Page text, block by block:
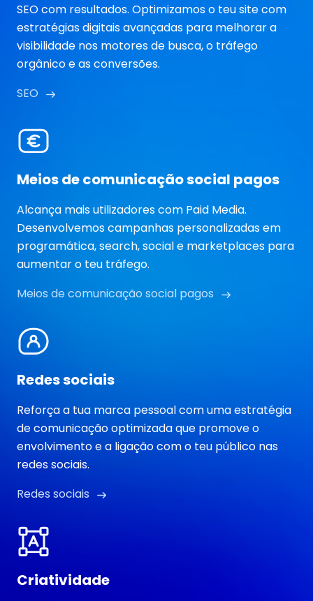
SEO com resultados. Optimizamos o teu site com
estratégias digitais avançadas para melhorar a
visibilidade nos motores de busca, o tráfego
orgânico e as conversões.
SEO
Meios de comunicação social pagos
Alcança mais utilizadores com Paid Media.
Desenvolvemos campanhas personalizadas em
programática, search, social e marketplaces para
aumentar o teu tráfego.
Meios de comunicação social pagos
Redes sociais
Reforça a tua marca pessoal com uma estratégia
de comunicação optimizada que promove o
envolvimento e a ligação com o teu público nas
redes sociais.
Redes sociais
Criatividade